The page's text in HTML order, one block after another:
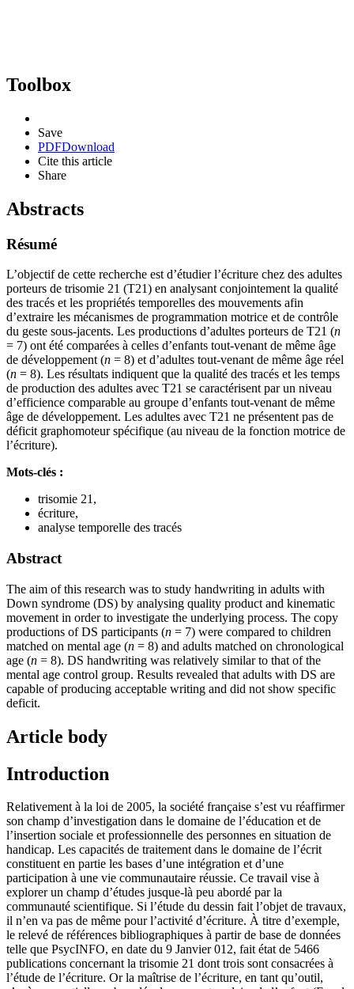
Toolbox
Save
PDFDownload
Cite this article
Share
Abstracts
Résumé
L’objectif de cette recherche est d’étudier l’écriture chez des adultes
porteurs de trisomie 21 (T21) en analysant conjointement la qualité
des tracés et les propriétés temporelles des mouvements afin
d’extraire les mécanismes de programmation motrice et de contrôle
du geste sous-jacents. Les productions d’adultes porteurs de T21 (n
= 7) ont été comparées à celles d’enfants tout-venant de même âge
de développement (n = 8) et d’adultes tout-venant de même âge réel
(n = 8). Les résultats indiquent que la qualité des tracés et les temps
de production des adultes avec T21 se caractérisent par un niveau
d’efficience comparable au groupe d’enfants tout-venant de même
âge de développement. Les adultes avec T21 ne présentent pas de
déficit graphomoteur spécifique (au niveau de la fonction motrice de
l’écriture).
Mots-clés :
trisomie 21,
écriture,
analyse temporelle des tracés
Abstract
The aim of this research was to study handwriting in adults with
Down syndrome (DS) by analysing quality product and kinematic
movement in order to investigate the underlying process. The copy
productions of DS participants (n = 7) were compared to children
matched on mental age (n = 8) and adults matched on chronological
age (n = 8). DS handwriting was relatively similar to that of the
mental age control group. Results revealed that adults with DS are
capable of producing acceptable writing and did not show specific
deficit.
Article body
Introduction
Relativement à la loi de 2005, la société française s’est vu réaffirmer
son champ d’investigation dans le domaine de l’éducation et de
l’insertion sociale et professionnelle des personnes en situation de
handicap. Les capacités de traitement dans le domaine de l’écrit
constituent en partie les bases d’une intégration et d’une
participation à une vie communautaire réussie. Ce travail vise à
explorer un champ d’études jusque-là peu abordé par la
communauté scientifique. Si l’étude du dessin fait l’objet de travaux,
il n’en va pas de même pour l’activité d’écriture. À titre d’exemple,
le relevé de références bibliographiques à partir de base de données
telle que PsycINFO, en date du 9 Janvier 012, fait état de 5466
publications concernant la trisomie 21 dont trois sont consacrées à
l’étude de l’écriture. Or la maîtrise de l’écriture, en tant qu’outil,